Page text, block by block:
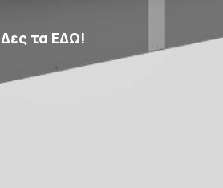
Δες τα ΕΔΩ!